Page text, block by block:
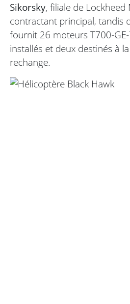
Sikorsky, filiale de
contractant principal, tandis
fournit 26 moteurs T700-
installés et deux destinés à
rechange.